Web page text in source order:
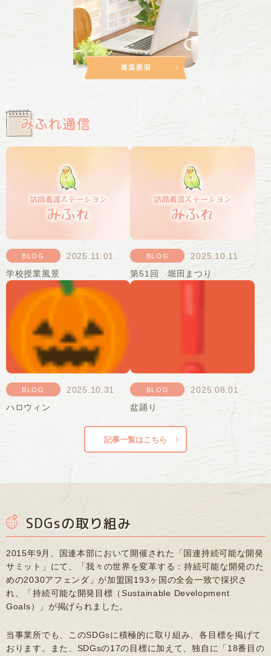
BLOG
2025.11.01
学校授業風景
BLOG
2025.10.11
第51回 堀田まつり
BLOG
2025.10.31
ハロウィン
BLOG
2025.08.01
盆踊り
記事一覧はこちら
SDGsの取り組み
2015年9月、国連本部において開催された「国連持続可能な開発
サミット」にて、「我々の世界を変革する：持続可能な開発のた
めの2030アフェンダ」が加盟国193ヶ国の全会一致で採択さ
れ、「持続可能な開発目標（Sustainable Development
Goals）」が掲げられました。
当事業所でも、このSDGsに積極的に取り組み、各目標を掲げて
おります。また、SDGsの17の目標に加えて、独自に「18番目の